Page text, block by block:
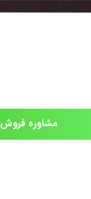
مشاوره فروش